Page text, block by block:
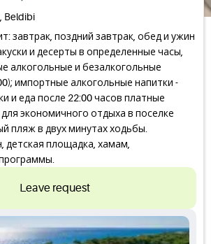
Beldibi
завтрак, поздний завтрак, обед и ужин
и десерты в определенные часы,
алкогольные и безалкогольные
импортные алкогольные напитки -
и еда после 22:00 часов платные
экономичного отдыха в поселке
пляж в двух минутах ходьбы.
детская площадка, хамам,
Leave request